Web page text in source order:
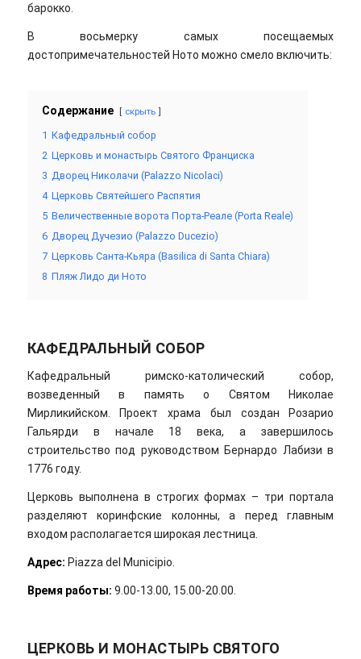
барокко.
В восьмерку самых посещаемых
достопримечательностей Ното можно смело включить:
Содержание скрыть
1 Кафедральный собор
2 Церковь и монастырь Святого Франциска
3 Дворец Николачи (Palazzo Nicolaci)
4 Церковь Святейшего Распятия
5 Величественные ворота Порта-Реале (Porta Reale)
6 Дворец Дучезио (Palazzo Ducezio)
7 Церковь Санта-Кьяра (Basilica di Santa Chiara)
8 Пляж Лидо ди Ното
КАФЕДРАЛЬНЫЙ СОБОР
Кафедральный римско-католический собор,
возведенный в память о Святом Николае
Мирликийском. Проект храма был создан Розарио
Гальярди в начале 18 века, а завершилось
строительство под руководством Бернардо Лабизи в
1776 году.
Церковь выполнена в строгих формах – три портала
разделяют коринфские колонны, а перед главным
входом располагается широкая лестница.
Адрес: Piazza del Municipio.
Время работы: 9.00-13.00, 15.00-20.00.
ЦЕРКОВЬ И МОНАСТЫРЬ СВЯТОГО